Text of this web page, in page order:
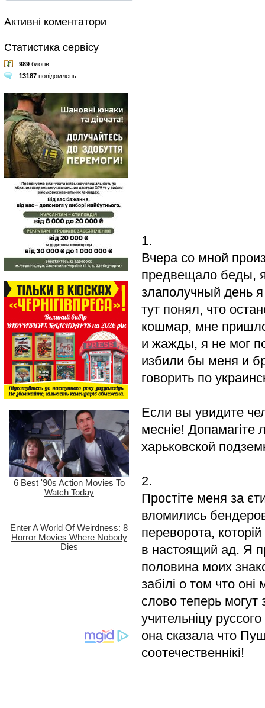
1.
Вчера со мной
предвещало беды,
злаполучный день
тут понял, что
кошмар, мне
и жажды, я не мог
избили бы меня и
говорить по
Если вы увидите
меснiе! Допамагiте
харьковской
2.
Простіте меня за
вломились
переворота,
в настоящий ад. Я
половина моих
забілі о том что
слово теперь
учительніцу
она сказала что
соотечественнікі!
Активні коментатори
Статистика сервісу
989 блогів
13187 повідомлень